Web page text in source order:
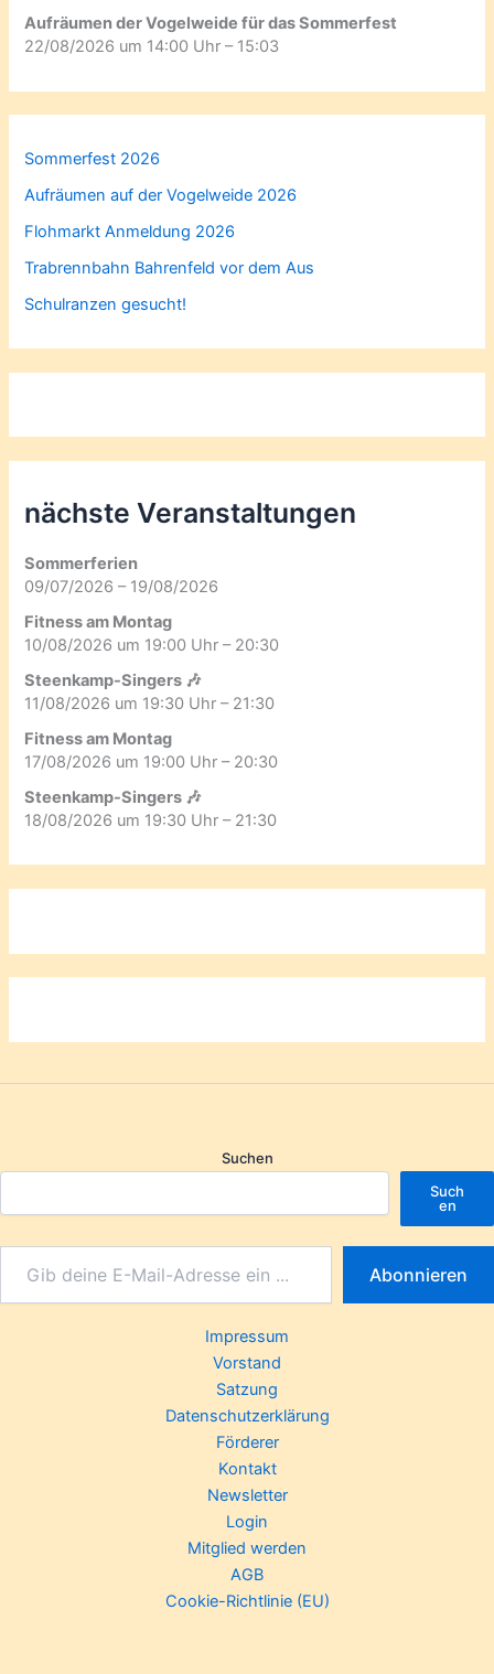
Aufräumen der Vogelweide für das Sommerfest
22/08/2026 um 14:00 Uhr – 15:03
Sommerfest 2026
Aufräumen auf der Vogelweide 2026
Flohmarkt Anmeldung 2026
Trabrennbahn Bahrenfeld vor dem Aus
Schulranzen gesucht!
nächste Veranstaltungen
Sommerferien
09/07/2026 – 19/08/2026
Fitness am Montag
10/08/2026 um 19:00 Uhr – 20:30
Steenkamp-Singers 🎶
11/08/2026 um 19:30 Uhr – 21:30
Fitness am Montag
17/08/2026 um 19:00 Uhr – 20:30
Steenkamp-Singers 🎶
18/08/2026 um 19:30 Uhr – 21:30
Suchen
Such
en
Abonnieren
Impressum
Vorstand
Satzung
Datenschutzerklärung
Förderer
Kontakt
Newsletter
Login
Mitglied werden
AGB
Cookie-Richtlinie (EU)